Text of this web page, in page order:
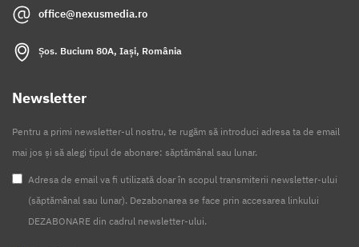
office@nexusmedia.ro
Șos. Bucium 80A, Iași, România
Newsletter
Pentru a primi newsletter-ul nostru, te rugăm să introduci adresa ta de email
mai jos și să alegi tipul de abonare: săptămânal sau lunar.
Adresa de email va fi utilizată doar în scopul transmiterii newsletter-ului
(săptămânal sau lunar). Dezabonarea se face prin accesarea linkului
DEZABONARE din cadrul newsletter-ului.